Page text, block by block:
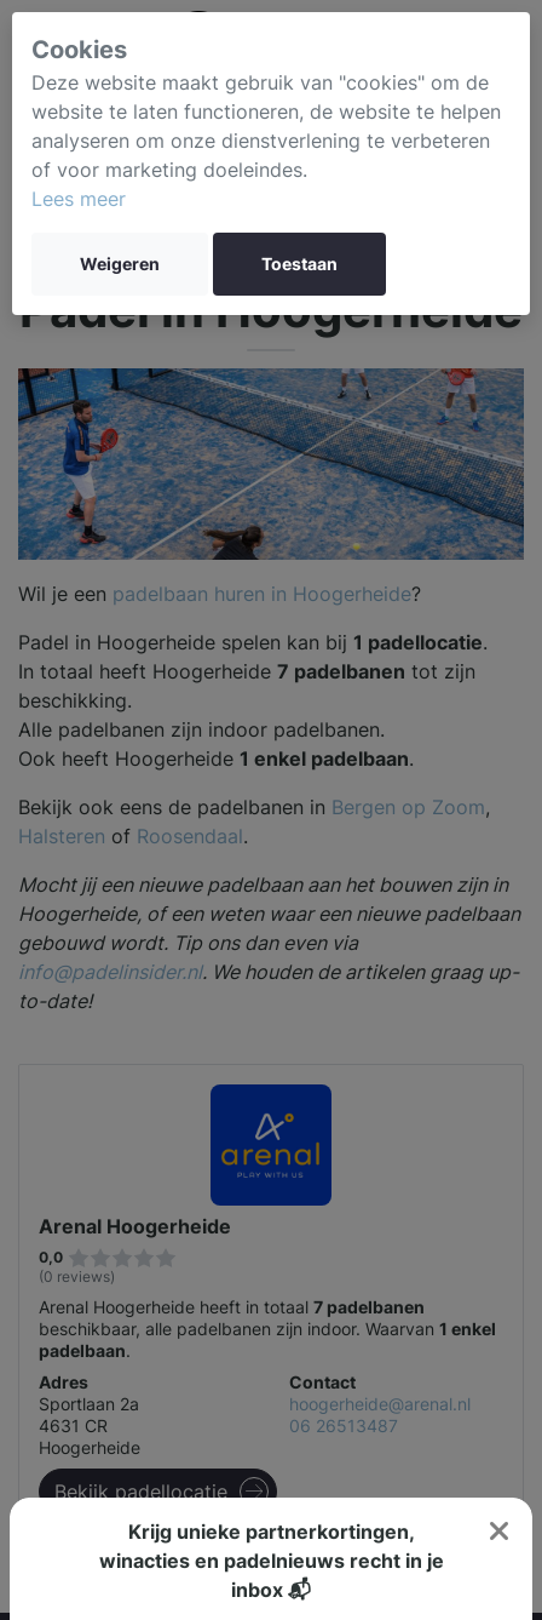
Cookies
Deze website maakt gebruik van "cookies" om de
website te laten functioneren, de website te helpen
analyseren om onze dienstverlening te verbeteren
of voor marketing doeleindes.
Lees meer
Weigeren Toestaan
Padel in Hoogerheide
Wil je een padelbaan huren in Hoogerheide?
Padel in Hoogerheide spelen kan bij 1 padellocatie.
In totaal heeft Hoogerheide 7 padelbanen tot zijn
beschikking.
Alle padelbanen zijn indoor padelbanen.
Ook heeft Hoogerheide 1 enkel padelbaan.
Bekijk ook eens de padelbanen in Bergen op Zoom,
Halsteren of Roosendaal.
Mocht jij een nieuwe padelbaan aan het bouwen zijn in
Hoogerheide, of een weten waar een nieuwe padelbaan
gebouwd wordt. Tip ons dan even via
info@padelinsider.nl. We houden de artikelen graag up-
to-date!
Arenal Hoogerheide
0,0
(0 reviews)
Arenal Hoogerheide heeft in totaal 7 padelbanen
beschikbaar, alle padelbanen zijn indoor. Waarvan 1 enkel
padelbaan.
Adres
Sportlaan 2a
4631 CR
Hoogerheide
Contact
hoogerheide@arenal.nl
06 26513487
Bekijk padellocatie
Krijg unieke partnerkortingen,
winacties en padelnieuws recht in je
inbox 📬